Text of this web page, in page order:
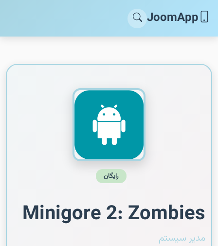
JoomApp
رایگان
Minigore 2: Zombies
مدیر سیستم